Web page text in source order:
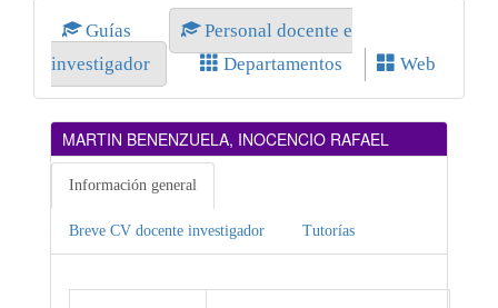
Guías
Personal docente e
investigador
Departamentos Web
MARTIN BENENZUELA, INOCENCIO RAFAEL
Información general
Breve CV docente investigador Tutorías